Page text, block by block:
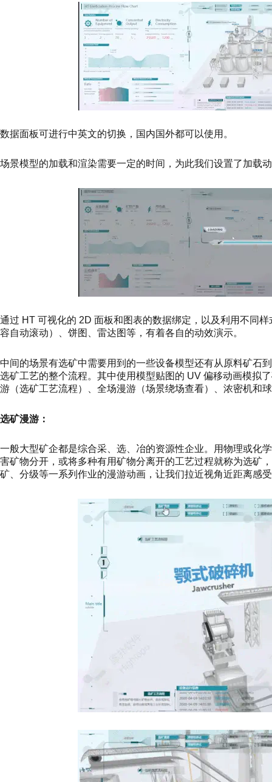
数据面板可进行中英文的切换，国内国外都可以使用。
场景模型的加载和渲染需要一定的时间，为此我们设置了加载
通过 HT 可视化的 2D 面板和图表的数据绑定，以及利用不同
容自动滚动）、饼图、雷达图等，有着各自的动效演示。
中间的场景有选矿中需要用到的一些设备模型还有从原料矿石
选矿工艺的整个流程。其中使用模型贴图的 UV 偏移动画模拟
游（选矿工艺流程）、全场漫游（场景绕场查看）、浓密机和
选矿漫游：
一般大型矿企都是综合采、选、冶的资源性企业。用物理或化
害矿物分开，或将多种有用矿物分离开的工艺过程就称为选矿
矿、分级等一系列作业的漫游动画，让我们拉近视角近距离感